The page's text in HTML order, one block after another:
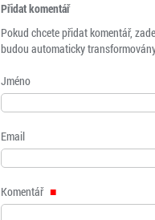
Přidat komentář
Pokud chcete přidat komentář,
budou automaticky
Jméno
Email
Komentář